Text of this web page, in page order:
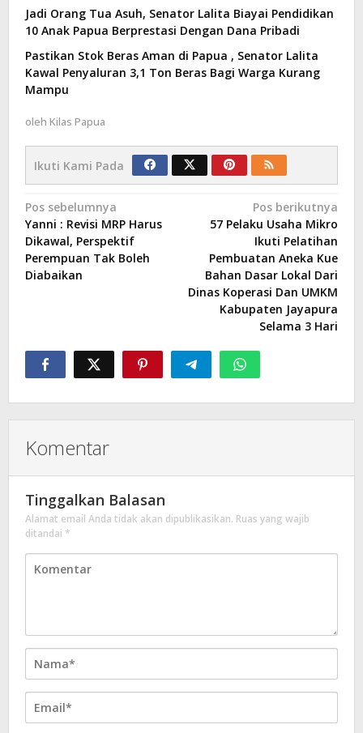
Jadi Orang Tua Asuh, Senator Lalita Biayai Pendidikan
10 Anak Papua Berprestasi Dengan Dana Pribadi
Pastikan Stok Beras Aman di Papua , Senator Lalita
Kawal Penyaluran 3,1 Ton Beras Bagi Warga Kurang
Mampu
oleh Kilas Papua
Ikuti Kami Pada
Navigasi
pos
Pos sebelumnya
Yanni : Revisi MRP Harus
Dikawal, Perspektif
Perempuan Tak Boleh
Diabaikan
Pos berikutnya
57 Pelaku Usaha Mikro
Ikuti Pelatihan
Pembuatan Aneka Kue
Bahan Dasar Lokal Dari
Dinas Koperasi Dan UMKM
Kabupaten Jayapura
Selama 3 Hari
Komentar
Tinggalkan Balasan
Alamat email Anda tidak akan dipublikasikan. Ruas yang wajib
ditandai *